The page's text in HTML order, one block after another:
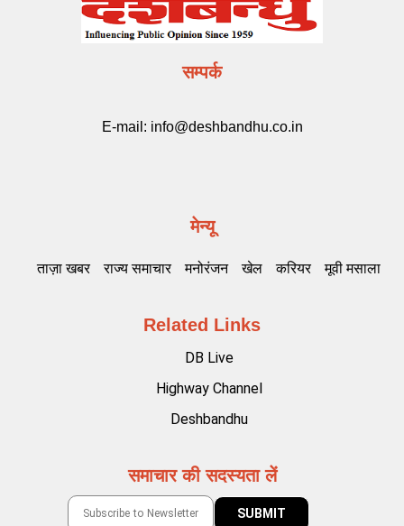
सम्पर्क
E-mail: info@deshbandhu.co.in
मेन्यू
ताज़ा खबर राज्य समाचार मनोरंजन खेल करियर मूवी मसाला
Related Links
DB Live
Highway Channel
Deshbandhu
समाचार की सदस्यता लें